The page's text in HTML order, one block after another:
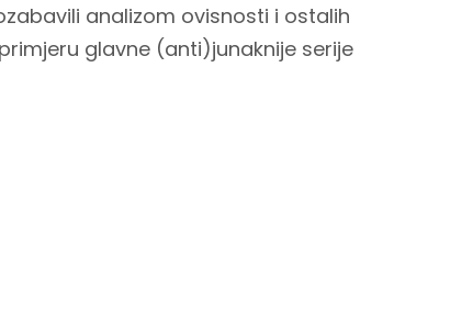
analizom ovisnosti i ostalih
glavne (anti)junaknije serije